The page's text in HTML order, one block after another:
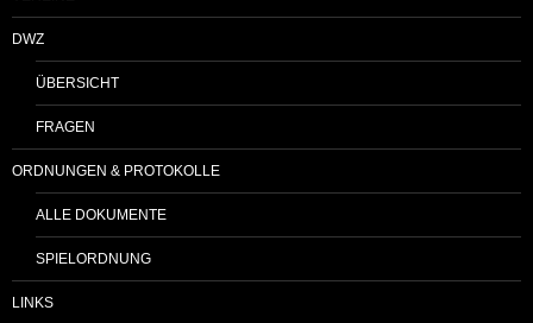
DWZ
ÜBERSICHT
FRAGEN
ORDNUNGEN & PROTOKOLLE
ALLE DOKUMENTE
SPIELORDNUNG
LINKS